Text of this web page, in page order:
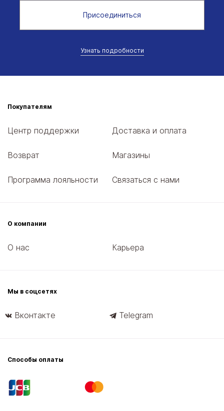
Присоединиться
Узнать подробности
Покупателям
Центр поддержки Доставка и оплата
Возврат Магазины
Программа лояльности Связаться с нами
О компании
О нас Карьера
Мы в соцсетях
Вконтакте Telegram
Способы оплаты